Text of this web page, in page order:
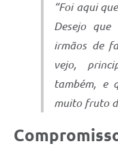
“Foi aqui
Desejo
irmãos de
vejo,
também, e
muito fruto